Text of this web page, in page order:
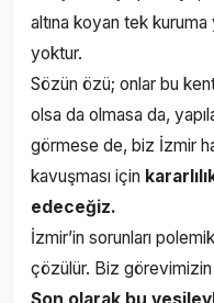
altına koyan tek
yoktur.
Sözün özü; onlar bu
olsa da olmasa da,
görmese de, biz İzmir
kavuşması için
edeceğiz.
İzmir’in sorunları
çözülür. Biz görevimizin